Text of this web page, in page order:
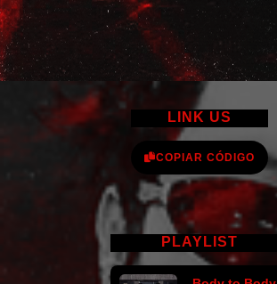
LINK US
COPIAR CÓDIGO
PLAYLIST